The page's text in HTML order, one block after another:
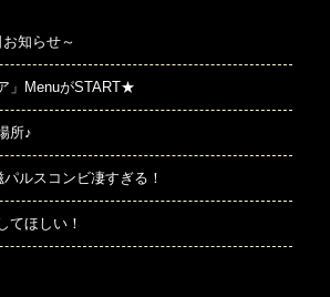
知らせ～
」MenuがSTART★
所♪
ルスコンビ凄すぎる！
てほしい！